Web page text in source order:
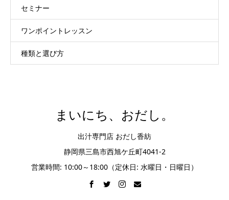
セミナー
ワンポイントレッスン
種類と選び方
まいにち、おだし。
出汁専門店 おだし香紡
静岡県三島市西旭ケ丘町4041-2
営業時間: 10:00～18:00（定休日: 水曜日・日曜日）